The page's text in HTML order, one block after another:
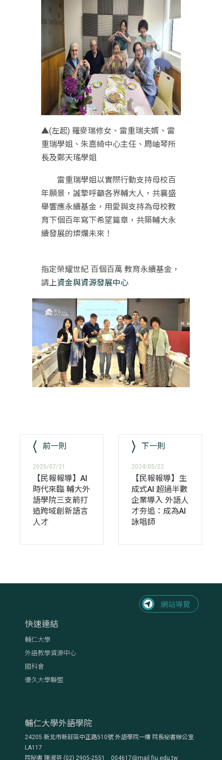
▲(左起) 羅麥瑞修女、雷重瑞夫婿、雷
重瑞學姐、朱嘉綺中心主任、周岫琴所
長及鄭天瑤學姐
雷重瑞學姐以實際行動支持母校百
年願景，誠摯呼籲各界輔大人，共襄盛
舉響應永續基金，用愛與支持為母校教
育下個百年寫下希望篇章，共築輔大永
續發展的燦爛未來！
指定榮耀世紀 百個百萬 教育永續基金，
請上資金與資源發展中心
前一則
2025/07/21
【民報報導】AI
時代來臨 輔大外
語學院三支箭打
造跨域創新語言
人才
下一則
2024/05/22
【民報報導】生
成式AI 超過半數
企業導入 外語人
才夯追：成為AI
詠唱師
快速連結
輔仁大學
外語教學資源中心
國科會
優久大學聯盟
輔仁大學外語學院
24205 新北市新莊區中正路510號 外語學院一樓 院長祕書辦公室
LA117
院秘書 陳淑芬 (02) 2905-2551 004617@mail.fju.edu.tw